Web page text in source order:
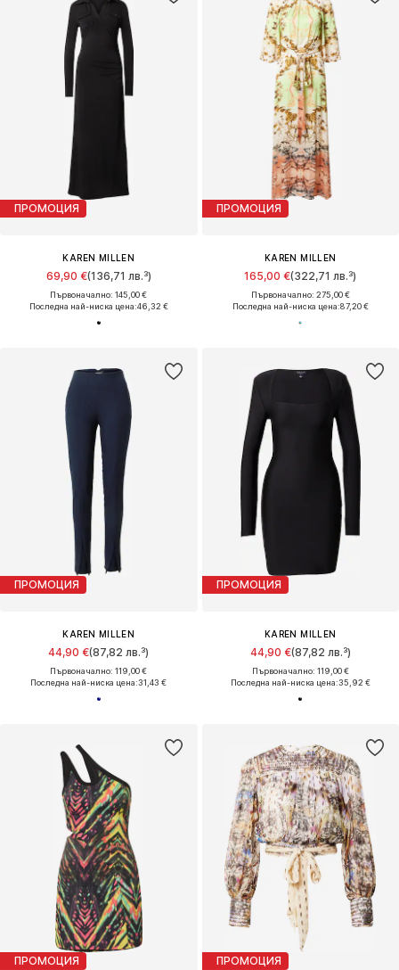
ПРОМОЦИЯ
KAREN MILLEN
69,90 €(136,71 лв.³)
Първоначално: 145,00 €
Последна най-ниска цена:46,32 €
ПРОМОЦИЯ
KAREN MILLEN
165,00 €(322,71 лв.³)
Първоначално: 275,00 €
Последна най-ниска цена:87,20 €
ПРОМОЦИЯ
KAREN MILLEN
44,90 €(87,82 лв.³)
Първоначално: 119,00 €
Последна най-ниска цена:31,43 €
ПРОМОЦИЯ
KAREN MILLEN
44,90 €(87,82 лв.³)
Първоначално: 119,00 €
Последна най-ниска цена:35,92 €
ПРОМОЦИЯ ПРОМОЦИЯ